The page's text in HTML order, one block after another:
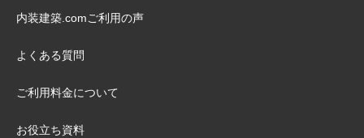
内装建築.comご利用の声
よくある質問
ご利用料金について
お役立ち資料